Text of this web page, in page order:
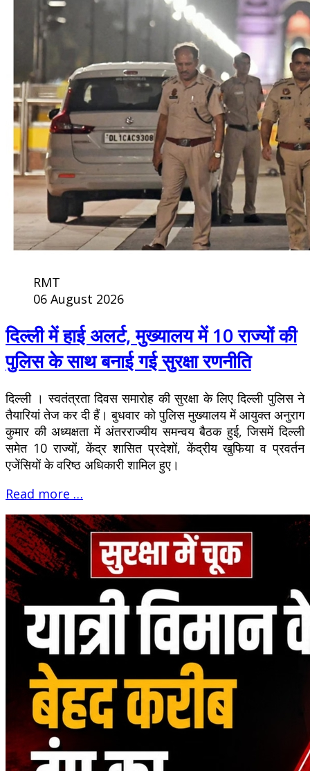
RMT
06 August 2026
दिल्ली में हाई अलर्ट, मुख्यालय में 10 राज्यों की
पुलिस के साथ बनाई गई सुरक्षा रणनीति
दिल्ली । स्वतंत्रता दिवस समारोह की सुरक्षा के लिए दिल्ली पुलिस ने
तैयारियां तेज कर दी हैं। बुधवार को पुलिस मुख्यालय में आयुक्त अनुराग
कुमार की अध्यक्षता में अंतरराज्यीय समन्वय बैठक हुई, जिसमें दिल्ली
समेत 10 राज्यों, केंद्र शासित प्रदेशों, केंद्रीय खुफिया व प्रवर्तन
एजेंसियों के वरिष्ठ अधिकारी शामिल हुए।
Read more …